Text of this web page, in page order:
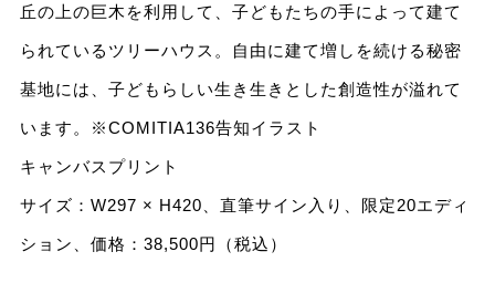
丘の上の巨木を利用して、子どもたちの手によって建て
られているツリーハウス。自由に建て増しを続ける秘密
基地には、子どもらしい生き生きとした創造性が溢れて
います。※COMITIA136告知イラスト
キャンバスプリント
サイズ：W297 × H420、直筆サイン入り、限定20エディ
ション、価格：38,500円（税込）